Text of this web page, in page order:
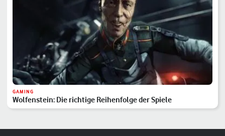
GAMING
Wolfenstein: Die richtige Reihenfolge der Spiele